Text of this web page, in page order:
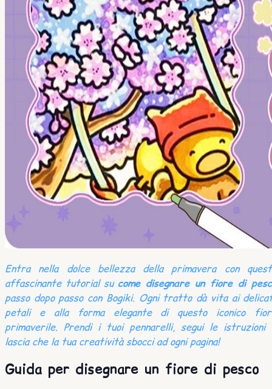
Entra nella dolce bellezza della primavera con
affascinante tutorial su come disegnare un fiore di
passo dopo passo con Bogiki. Ogni tratto dà vita ai
petali e alla forma elegante di questo iconico
primaverile. Prendi i tuoi pennarelli, segui le istruzioni
lascia che la tua creatività sbocci ad ogni pagina!
Guida per disegnare un fiore di pesco